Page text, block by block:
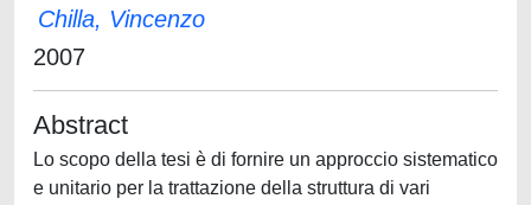
Chilla, Vincenzo
2007
Abstract
Lo scopo della tesi è di fornire un approccio sistematico
e unitario per la trattazione della struttura di vari